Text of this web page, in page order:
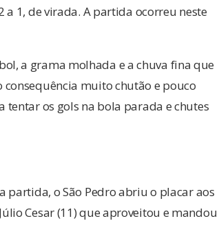
a 1, de virada. A partida ocorreu neste
a grama molhada e a chuva fina que
muito chutão e pouco
tentar os gols na bola parada e chutes
partida, o São Pedro abriu o placar aos
Cesar (11) que aproveitou e mandou